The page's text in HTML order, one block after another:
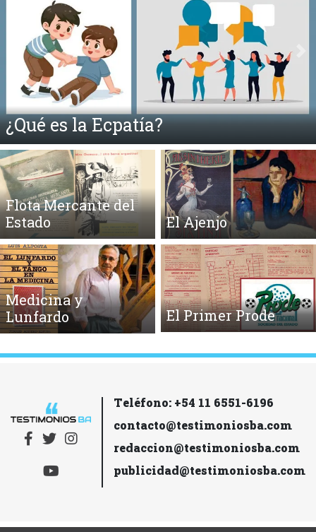
¿Qué es la Ecpatía?
Anterior
Flota Mercante del
Estado
El Ajenjo
Medicina y
Lunfardo
El Primer Prode
Teléfono: +54 11 6551-6196
contacto@testimoniosba.com
redaccion@testimoniosba.com
publicidad@testimoniosba.com